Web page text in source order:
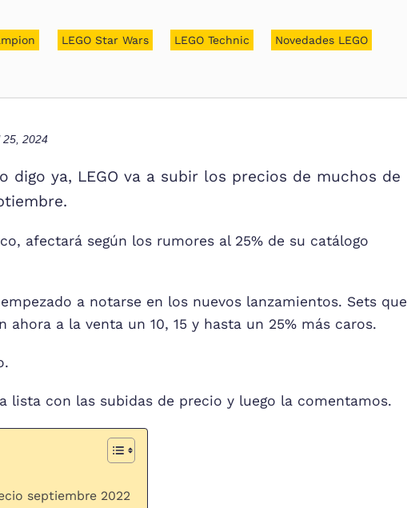
LEGO Star Wars LEGO Technic Novedades LEGO
25, 2024
digo ya, LEGO va a subir los precios de muchos de
afectará según los rumores al 25% de su catálogo
a notarse en los nuevos lanzamientos. Sets que
a la venta un 10, 15 y hasta un 25% más caros.
lista con las subidas de precio y luego la comentamos.
septiembre 2022